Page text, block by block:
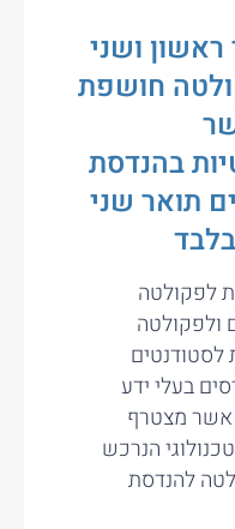
ושני
חושפת
בהנדסת
תואר שני
לפקולטה
לסטודנטים
בעלי ידע
אשר מצטרף
הנרכש
להנדסת